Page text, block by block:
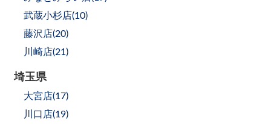
武蔵小杉店(10)
藤沢店(20)
川崎店(21 )
埼玉県
大宮店(17)
川口店(19)